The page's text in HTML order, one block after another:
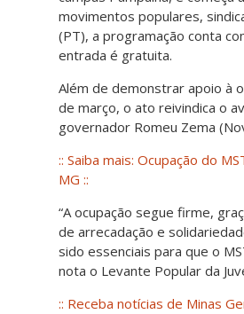
movimentos populares,
(PT), a programação conta
entrada é gratuita.
Além de demonstrar apoio à
de março, o ato reivindica o
governador Romeu Zema
:: Saiba mais: Ocupação do
MG ::
“A ocupação segue firme,
de arrecadação e
sido essenciais para que o
nota o Levante Popular da
:: Receba notícias de Minas